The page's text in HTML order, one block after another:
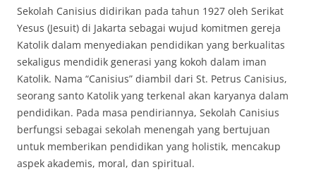
Sekolah Canisius didirikan pada tahun 1927 oleh Serikat
Yesus (Jesuit) di Jakarta sebagai wujud komitmen gereja
Katolik dalam menyediakan pendidikan yang berkualitas
sekaligus mendidik generasi yang kokoh dalam iman
Katolik. Nama “Canisius” diambil dari St. Petrus Canisius,
seorang santo Katolik yang terkenal akan karyanya dalam
pendidikan. Pada masa pendiriannya, Sekolah Canisius
berfungsi sebagai sekolah menengah yang bertujuan
untuk memberikan pendidikan yang holistik, mencakup
aspek akademis, moral, dan spiritual.